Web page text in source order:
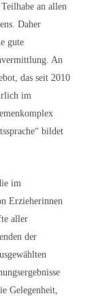
an allen
Daher
gute
An
das seit 2010
im
bildet
im
Erzieherinnen
aller
der
Gelegenheit,